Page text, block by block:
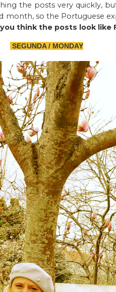
the posts very quickly,
month, so the Portuguese
think the posts look like
SEGUNDA / MONDAY